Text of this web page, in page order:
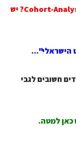
אתה עדיין קצת מבולבל מכל הסוגים של Cohort-Analysis? יש
הישראלי"…
חשובים לגבי
כאן למטה.